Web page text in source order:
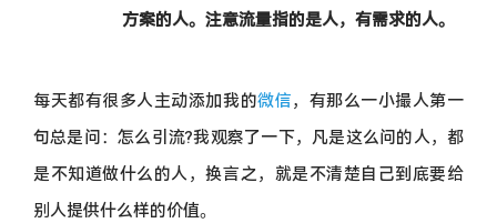
方案的人。注意流量指的是人，有需求的人。
每天都有很多人主动添加我的微信，有那么一小撮人第一
句总是问：怎么引流?我观察了一下，凡是这么问的人，都
是不知道做什么的人，换言之，就是不清楚自己到底要给
别人提供什么样的价值。